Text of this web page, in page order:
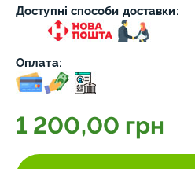
Доступні способи доставки:
Оплата:
1 200,00 грн